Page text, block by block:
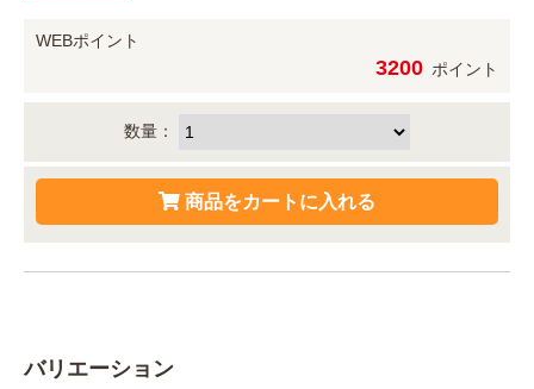
WEBポイント
3200 ポイント
数量：
バリエーション